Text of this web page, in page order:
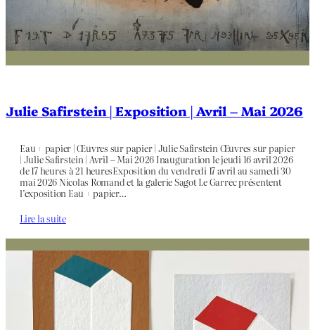
Julie Safirstein | Exposition | Avril – Mai 2026
Eau + papier | Œuvres sur papier | Julie Safirstein Œuvres sur papier
| Julie Safirstein | Avril – Mai 2026 Inauguration le jeudi 16 avril 2026
de 17 heures à 21 heuresExposition du vendredi 17 avril au samedi 30
mai 2026 Nicolas Romand et la galerie Sagot Le Garrec présentent
l’exposition Eau + papier…
Lire la suite